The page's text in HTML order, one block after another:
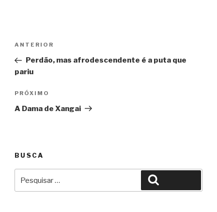
Post
Anterior
ANTERIOR
Perdão, mas afrodescendente é a puta que
pariu
Próximo
PRÓXIMO
A Dama de Xangai
BUSCA